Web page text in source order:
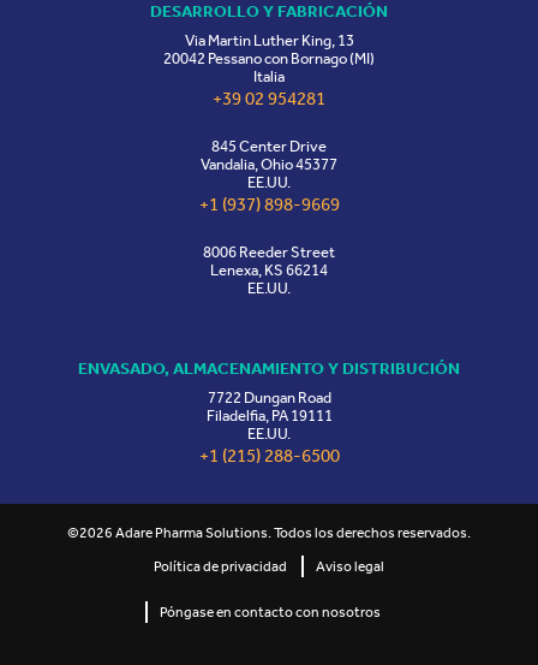
DESARROLLO Y FABRICACIÓN
Via Martin Luther King, 13
20042 Pessano con Bornago (MI)
Italia
+39 02 954281
845 Center Drive
Vandalia, Ohio 45377
EE.UU.
+1 (937) 898-9669
8006 Reeder Street
Lenexa, KS 66214
EE.UU.
ENVASADO, ALMACENAMIENTO Y DISTRIBUCIÓN
7722 Dungan Road
Filadelfia, PA 19111
EE.UU.
+1 (215) 288-6500
©2026 Adare Pharma Solutions. Todos los derechos reservados.
Política de privacidad
Aviso legal
Póngase en contacto con nosotros